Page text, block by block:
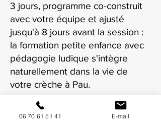
3 jours, programme co-construit
avec votre équipe et ajusté
jusqu'à 8 jours avant la session :
la formation petite enfance avec
pédagogie ludique s'intègre
naturellement dans la vie de
votre crèche à Pau.
06 70 61 51 41 E-mail